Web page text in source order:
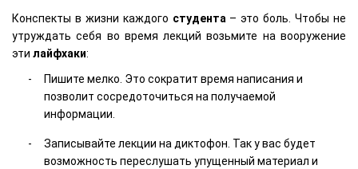
Конспекты в жизни каждого студента – это боль. Чтобы не
утруждать себя во время лекций возьмите на вооружение
эти лайфхаки:
Пишите мелко. Это сократит время написания и
позволит сосредоточиться на получаемой
информации.
Записывайте лекции на диктофон. Так у вас будет
возможность переслушать упущенный материал и